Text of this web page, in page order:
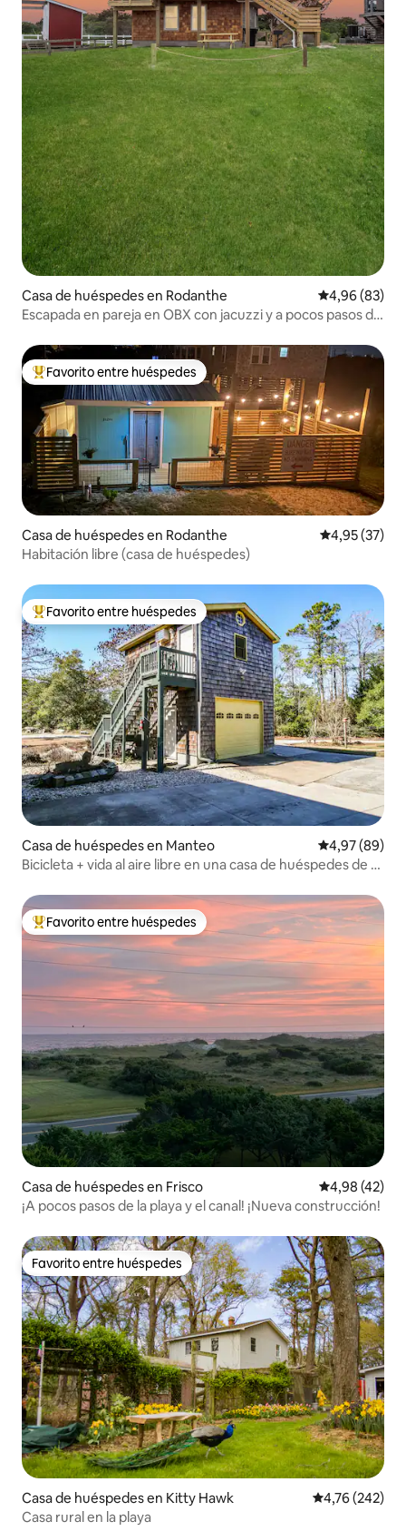
Casa de huéspedes en Rodanthe Calificación
4,96 (83)
Escapada en pareja en OBX con jacuzzi y a pocos pasos de
Favorito entre los huéspedes más destacados
Favorito entre huéspedes
Casa de huéspedes en Rodanthe Calificación
4,95 (37)
Habitación libre (casa de huéspedes)
Favorito entre los huéspedes más destacados
Favorito entre huéspedes
Casa de huéspedes en Manteo Calificación
4,97 (89)
Bicicleta + vida al aire libre en una casa de huéspedes de 3
Favorito entre los huéspedes más destacados
Favorito entre huéspedes
Casa de huéspedes en Frisco Calificación
4,98 (42)
¡A pocos pasos de la playa y el canal! ¡Nueva construcción!
Favorito entre huéspedes
Favorito entre huéspedes
Casa de huéspedes en Kitty Hawk Calificación
4,76 (242)
Casa rural en la playa